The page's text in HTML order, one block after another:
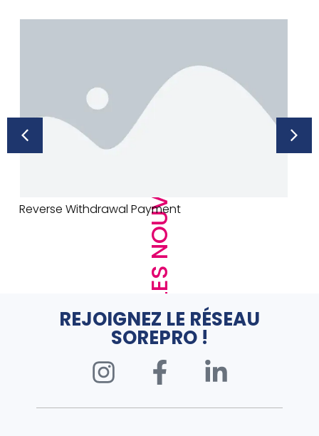
LES NOUVEAUTÉS
URINOIR DECLENCHEMENT AUTO – PRESTO –
SENSAO – ALUMINIUM
REJOIGNEZ LE RÉSEAU
SOREPRO !